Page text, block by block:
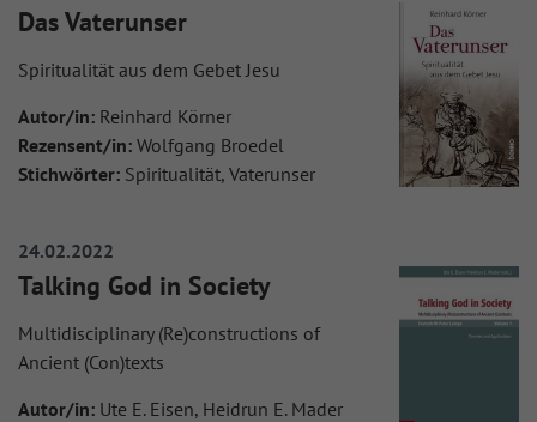
Das Vaterunser
Spiritualität aus dem Gebet Jesu
Autor/in: Reinhard Körner
Rezensent/in: Wolfgang Broedel
Stichwörter: Spiritualität, Vaterunser
24.02.2022
Talking God in Society
Multidisciplinary (Re)constructions of
Ancient (Con)texts
Autor/in: Ute E. Eisen, Heidrun E. Mader